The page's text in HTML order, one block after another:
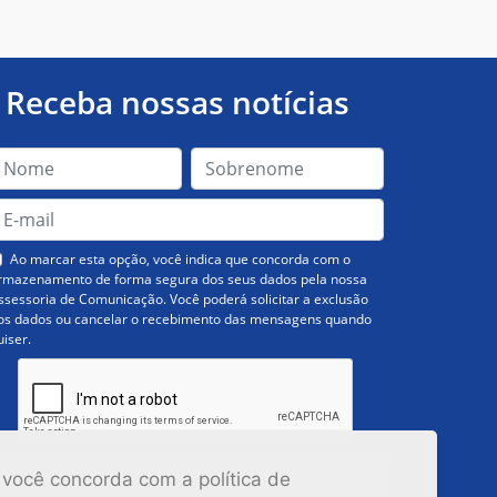
concorda com a política de
Receba nossas notícias
Ao marcar esta opção, você indica que concorda com o
de forma segura dos seus dados pela nossa
de Comunicação. Você poderá solicitar a exclusão
dados ou cancelar o recebimento das mensagens quando
Inscrever-se